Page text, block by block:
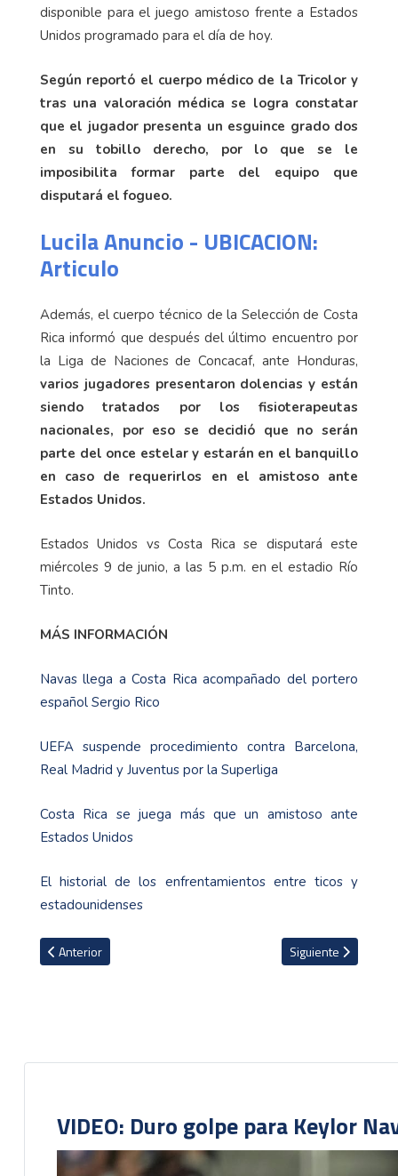
disponible para el juego amistoso frente a Estados
Unidos programado para el día de hoy.
Según reportó el cuerpo médico de la Tricolor y
tras una valoración médica se logra constatar
que el jugador presenta un esguince grado dos
en su tobillo derecho, por lo que se le
imposibilita formar parte del equipo que
disputará el fogueo.
Lucila Anuncio - UBICACION:
Articulo
Además, el cuerpo técnico de la Selección de Costa
Rica informó que después del último encuentro por
la Liga de Naciones de Concacaf, ante Honduras,
varios jugadores presentaron dolencias y están
siendo tratados por los fisioterapeutas
nacionales, por eso se decidió que no serán
parte del once estelar y estarán en el banquillo
en caso de requerirlos en el amistoso ante
Estados Unidos.
Estados Unidos vs Costa Rica se disputará este
miércoles 9 de junio, a las 5 p.m. en el estadio Río
Tinto.
MÁS INFORMACIÓN
Navas llega a Costa Rica acompañado del portero
español Sergio Rico
UEFA suspende procedimiento contra Barcelona,
Real Madrid y Juventus por la Superliga
Costa Rica se juega más que un amistoso ante
Estados Unidos
El historial de los enfrentamientos entre ticos y
estadounidenses
Artículo anterior: Esteban Alvarado, Bryan Ruiz y Óscar Duarte
Anterior Artículo siguiente:
Siguiente
VIDEO: Duro golpe para Keylor